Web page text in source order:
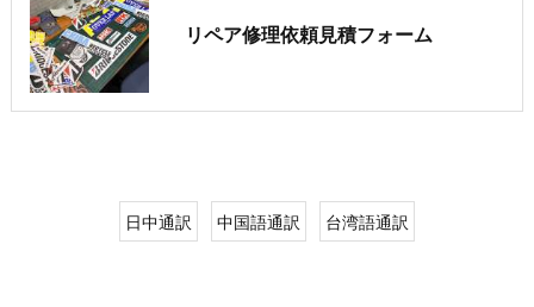
リペア修理依頼見積フォーム
日中通訳 中国語通訳 台湾語通訳